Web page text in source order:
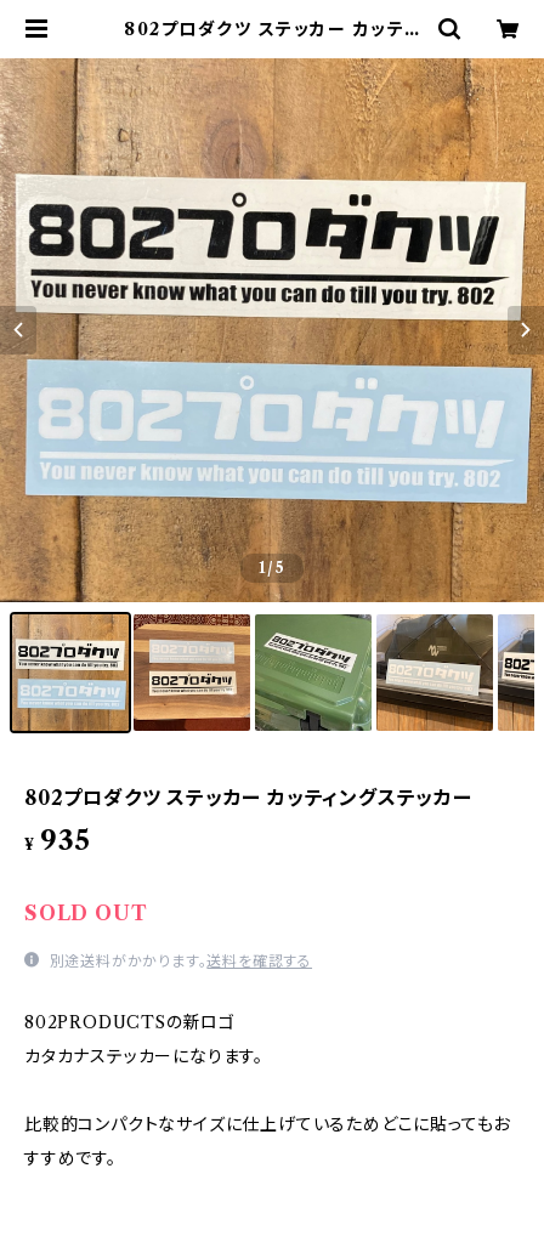
802プロダクツ ステッカー カッティ
1/5
802プロダクツ ステッカー カッティングステッカー
¥ 935
SOLD OUT
別途送料がかかります。送料を確認する
802PRODUCTSの新ロゴ
カタカナステッカーになります。
比較的コンパクトなサイズに仕上げているためどこに貼ってもお
すすめです。